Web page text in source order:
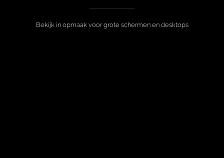
Bekijk in opmaak voor grote schermen en desktops